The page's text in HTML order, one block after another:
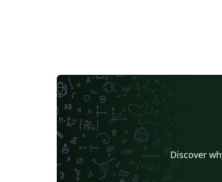
Discover